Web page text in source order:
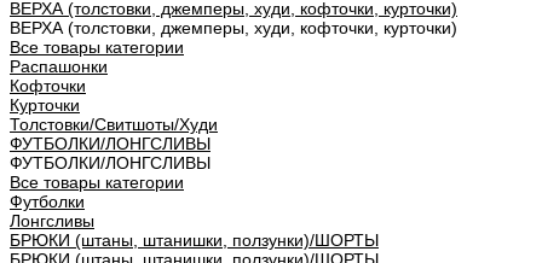
ВЕРХА (толстовки, джемперы, худи, кофточки, курточки)
ВЕРХА (толстовки, джемперы, худи, кофточки, курточки)
Все товары категории
Распашонки
Кофточки
Курточки
Толстовки/Cвитшоты/Худи
ФУТБОЛКИ/ЛОНГСЛИВЫ
ФУТБОЛКИ/ЛОНГСЛИВЫ
Все товары категории
Футболки
Лонгсливы
БРЮКИ (штаны, штанишки, ползунки)/ШОРТЫ